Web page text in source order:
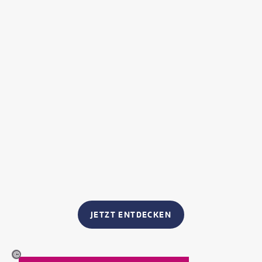
JETZT ENTDECKEN
gty